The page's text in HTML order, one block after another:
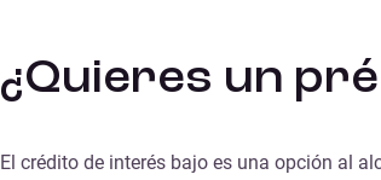
¿Quieres un
El crédito de interés bajo es una opción al